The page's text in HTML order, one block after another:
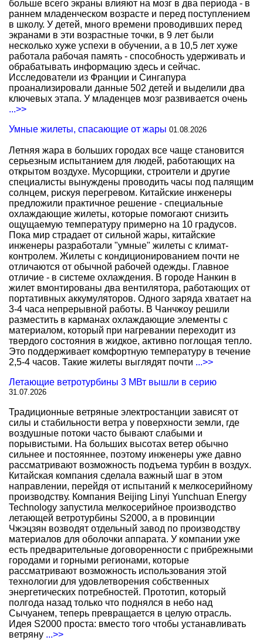
больше всего экраны влияют на мозг в два периода - в
раннем младенческом возрасте и перед поступлением
в школу. У детей, много времени проводивших перед
экранами в эти возрастные точки, в 9 лет были
несколько хуже успехи в обучении, а в 10,5 лет хуже
работала рабочая память - способность удерживать и
обрабатывать информацию здесь и сейчас.
Исследователи из Франции и Сингапура
проанализировали данные 502 детей и выделили два
ключевых этапа. У младенцев мозг развивается очень
...>>
Умные жилеты, спасающие от жары 01.08.2026
Летняя жара в больших городах все чаще становится
серьезным испытанием для людей, работающих на
открытом воздухе. Мусорщики, строители и другие
специалисты вынуждены проводить часы под палящим
солнцем, рискуя перегревом. Китайские инженеры
предложили практичное решение - специальные
охлаждающие жилеты, которые помогают снизить
ощущаемую температуру примерно на 10 градусов.
Пока мир страдает от сильной жары, китайские
инженеры разработали "умные" жилеты с климат-
контролем. Жилеты с кондиционированием почти не
отличаются от обычной рабочей одежды. Главное
отличие - в системе охлаждения. В городе Нанкин в
жилет вмонтированы два вентилятора, работающих от
портативных аккумуляторов. Одного заряда хватает на
3-4 часа непрерывной работы. В Чанчжоу решили
разместить в карманах охлаждающие элементы с
материалом, который при нагревании переходит из
твердого состояния в жидкое, активно поглощая тепло.
Это поддерживает комфортную температуру в течение
2,5-4 часов. Такие жилеты выглядят почти ...>>
Летающие ветротурбины 3 МВт вышли в серию
31.07.2026
Традиционные ветряные электростанции зависят от
силы и стабильности ветра у поверхности земли, где
воздушные потоки часто бывают слабыми и
порывистыми. На больших высотах ветер обычно
сильнее и постояннее, поэтому инженеры уже давно
рассматривают возможность подъема турбин в воздух.
Китайская компания сделала важный шаг в этом
направлении, перейдя от испытаний к мелкосерийному
производству. Компания Beijing Linyi Yunchuan Energy
Technology запустила мелкосерийное производство
летающей ветротурбины S2000, а в провинции
Чжэцзян возводят отдельный завод по производству
материалов для оболочки аппарата. У компании уже
есть предварительные договоренности с прибрежными
городами и горными регионами, которые
рассматривают возможность использования этой
технологии для удовлетворения собственных
энергетических потребностей. Прототип, который
полгода назад только что поднялся в небо над
Сычуанем, теперь превращается в целую отрасль.
Идея S2000 проста: вместо того чтобы устанавливать
ветряну ...>>